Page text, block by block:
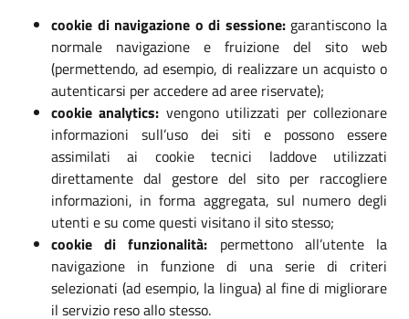
cookie di navigazione o di sessione:garantiscono la
normale navigazione e fruizione del sito web
(permettendo, ad esempio, di realizzare un acquisto o
autenticarsi per accedere ad aree riservate);
cookie analytics: vengono utilizzati per collezionare
informazioni sull’uso dei siti e possono essere
assimilati ai cookie tecnici laddove utilizzati
direttamente dal gestore del sito per raccogliere
informazioni, in forma aggregata, sul numero degli
utenti e su come questi visitano il sito stesso;
cookie di funzionalità: permettono all’utente la
navigazione in funzione di una serie di criteri
selezionati (ad esempio, la lingua) al fine di migliorare
il servizio reso allo stesso.